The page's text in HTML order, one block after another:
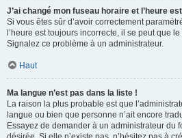
J’ai changé mon fuseau horaire et l’heure
Si vous êtes sûr d’avoir correctement
l’heure est toujours incorrecte, il se peut que
Signalez ce problème à un administrateur.
Haut
Ma langue n’est pas dans la liste !
La raison la plus probable est que
langue ou bien que personne n’ait encore
Essayez de demander à un administrateur du